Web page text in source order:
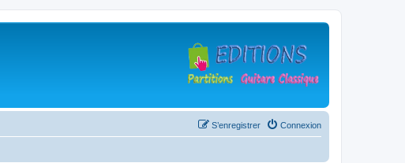
Connexion
S’enregistrer